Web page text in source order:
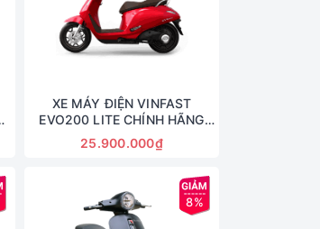
XE MÁY ĐIỆN VINFAST
EVO200 LITE CHÍNH HÃNG
KÈM PIN
25.900.000₫
8%